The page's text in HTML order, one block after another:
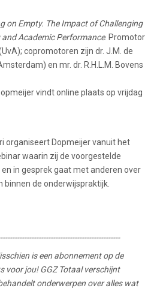
on Empty. The Impact of Challenging
Academic Performance. Promotor
copromotoren zijn dr. J.M. de
en mr. dr. R.H.L.M. Bovens
vindt online plaats op vrijdag
organiseert Dopmeijer vanuit het
waarin zij de voorgestelde
in gesprek gaat met anderen over
binnen de onderwijspraktijk.
is een abonnement op de
voor jou! GGZ Totaal verschijnt
onderwerpen over alles wat